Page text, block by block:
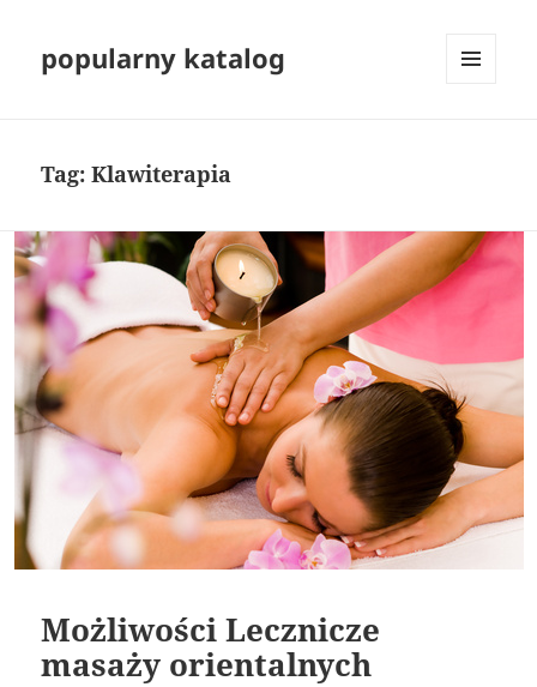
popularny katalog
Tag:Klawiterapia
Możliwości Lecznicze
masaży orientalnych